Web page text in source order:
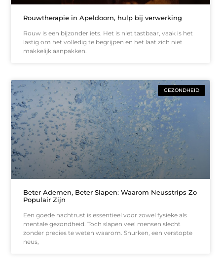
Rouwtherapie in Apeldoorn, hulp bij verwerking
Rouw is een bijzonder iets. Het is niet tastbaar, vaak is het
lastig om het volledig te begrijpen en het laat zich niet
makkelijk aanpakken.
GEZONDHEID
Beter Ademen, Beter Slapen: Waarom Neusstrips Zo
Populair Zijn
Een goede nachtrust is essentieel voor zowel fysieke als
mentale gezondheid. Toch slapen veel mensen slecht
zonder precies te weten waarom. Snurken, een verstopte
neus,